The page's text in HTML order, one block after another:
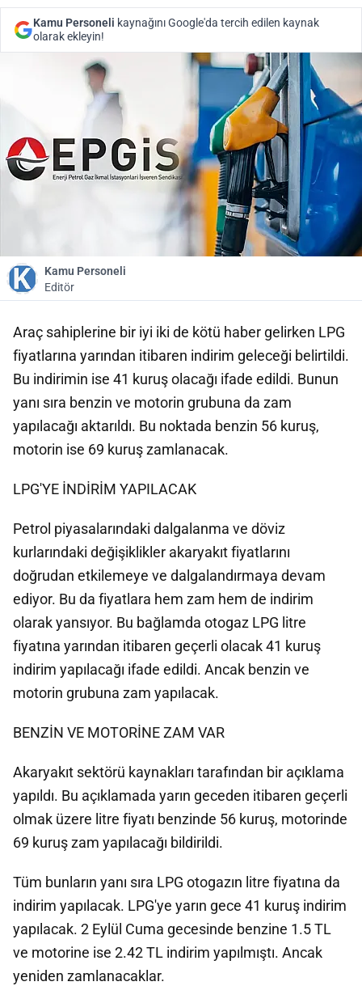
Kamu Personeli kaynağını Google'da tercih edilen kaynak
olarak ekleyin!
Kamu Personeli
Editör
Araç sahiplerine bir iyi iki de kötü haber gelirken LPG
fiyatlarına yarından itibaren indirim geleceği belirtildi.
Bu indirimin ise 41 kuruş olacağı ifade edildi. Bunun
yanı sıra benzin ve motorin grubuna da zam
yapılacağı aktarıldı. Bu noktada benzin 56 kuruş,
motorin ise 69 kuruş zamlanacak.
LPG'YE İNDİRİM YAPILACAK
Petrol piyasalarındaki dalgalanma ve döviz
kurlarındaki değişiklikler akaryakıt fiyatlarını
doğrudan etkilemeye ve dalgalandırmaya devam
ediyor. Bu da fiyatlara hem zam hem de indirim
olarak yansıyor. Bu bağlamda otogaz LPG litre
fiyatına yarından itibaren geçerli olacak 41 kuruş
indirim yapılacağı ifade edildi. Ancak benzin ve
motorin grubuna zam yapılacak.
BENZİN VE MOTORİNE ZAM VAR
Akaryakıt sektörü kaynakları tarafından bir açıklama
yapıldı. Bu açıklamada yarın geceden itibaren geçerli
olmak üzere litre fiyatı benzinde 56 kuruş, motorinde
69 kuruş zam yapılacağı bildirildi.
Tüm bunların yanı sıra LPG otogazın litre fiyatına da
indirim yapılacak. LPG'ye yarın gece 41 kuruş indirim
yapılacak. 2 Eylül Cuma gecesinde benzine 1.5 TL
ve motorine ise 2.42 TL indirim yapılmıştı. Ancak
yeniden zamlanacaklar.